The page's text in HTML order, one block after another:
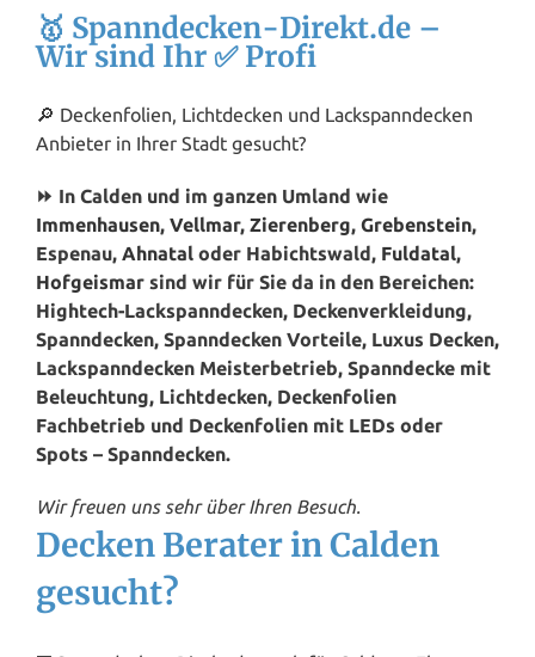
🥇 Spanndecken-Direkt.de –
Wir sind Ihr ✅ Profi
🔎 Deckenfolien, Lichtdecken und Lackspanndecken
Anbieter in Ihrer Stadt gesucht?
⏩ In Calden und im ganzen Umland wie
Immenhausen, Vellmar, Zierenberg, Grebenstein,
Espenau, Ahnatal oder Habichtswald, Fuldatal,
Hofgeismar sind wir für Sie da in den Bereichen:
Hightech-Lackspanndecken, Deckenverkleidung,
Spanndecken, Spanndecken Vorteile, Luxus Decken,
Lackspanndecken Meisterbetrieb, Spanndecke mit
Beleuchtung, Lichtdecken, Deckenfolien
Fachbetrieb und Deckenfolien mit LEDs oder
Spots – Spanndecken.
Wir freuen uns sehr über Ihren Besuch.
Decken Berater in Calden
gesucht?